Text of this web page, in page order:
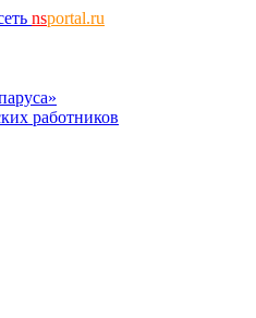
nsportal.ru
работников